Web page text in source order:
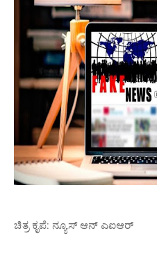
ಚಿತ್ರ ಕೃಪೆ: ನ್ಯೂಸ್ ಆನ್ ಎಐಆರ್